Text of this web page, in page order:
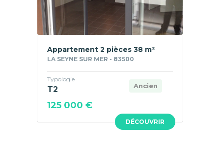
DÉCOUVRIR
Appartement 2 pièces 38 m²
LA SEYNE SUR MER - 83500
Ancien
Typologie
T2
125 000 €